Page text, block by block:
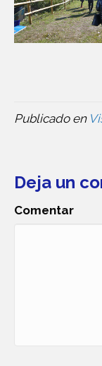
Publicado en
Deja un
Comentar